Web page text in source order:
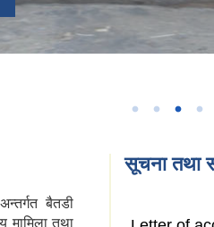
बैतडी
मामिला तथा
सूचना तथा